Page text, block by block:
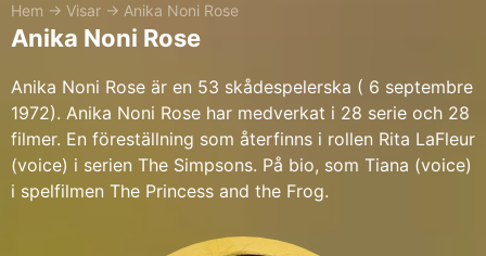
Hem → Visar → Anika Noni Rose
Anika Noni Rose
Anika Noni Rose är en 53 skådespelerska ( 6 septembre
1972). Anika Noni Rose har medverkat i 28 serie och 28
filmer. En föreställning som återfinns i rollen Rita LaFleur
(voice) i serien The Simpsons. På bio, som Tiana (voice)
i spelfilmen The Princess and the Frog.